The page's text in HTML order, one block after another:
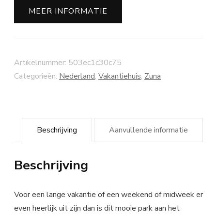
MEER INFORMATIE
Artikelnummer: 503ec1c30c75
Categorieën: Nederland, Vakantiehuis, Zuna
Beschrijving Aanvullende informatie
Beschrijving
Voor een lange vakantie of een weekend of midweek er
even heerlijk uit zijn dan is dit mooie park aan het